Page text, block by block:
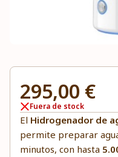
295,00 €
Fuera de stock
El Hidrogenador de
permite preparar
minutos, con hasta